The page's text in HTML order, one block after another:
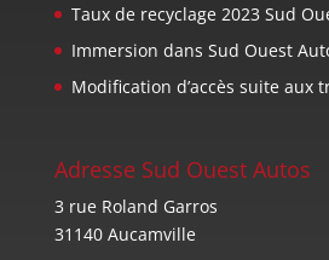
Taux de recyclage 2023 Sud
Immersion dans Sud Ouest
Modification d’accès suite aux
Adresse Sud Ouest Autos
3 rue Roland Garros
31140 Aucamville